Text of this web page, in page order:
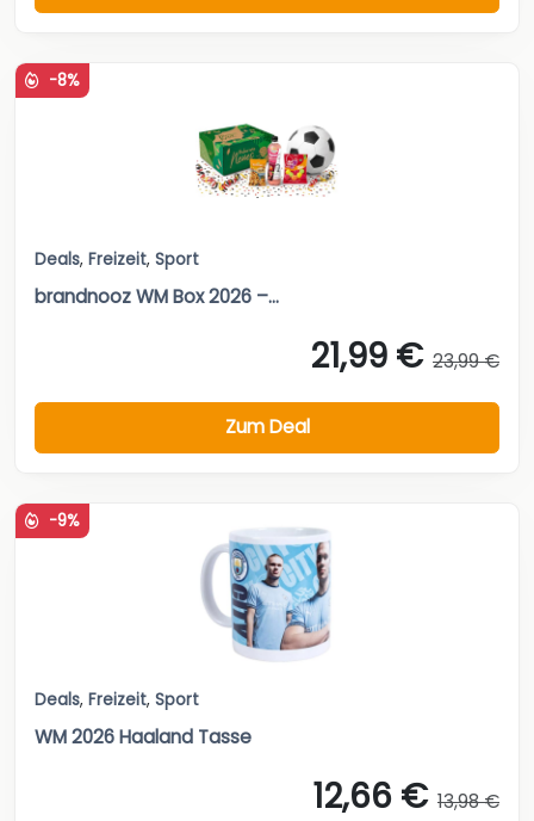
-8%
Deals, Freizeit, Sport
brandnooz WM Box 2026 –...
21,99 € 23,99 €
Zum Deal
-9%
Deals, Freizeit, Sport
WM 2026 Haaland Tasse
12,66 € 13,98 €